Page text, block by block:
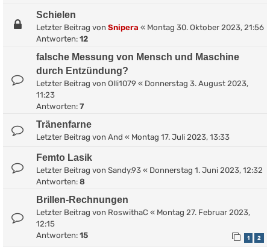
Schielen
Letzter Beitrag von Snipera « Montag 30. Oktober 2023, 21:56
Antworten: 12
falsche Messung von Mensch und Maschine
durch Entzündung?
Letzter Beitrag von Olli1079 « Donnerstag 3. August 2023,
11:23
Antworten: 7
Tränenfarne
Letzter Beitrag von And « Montag 17. Juli 2023, 13:33
Femto Lasik
Letzter Beitrag von Sandy.93 « Donnerstag 1. Juni 2023, 12:32
Antworten: 8
Brillen-Rechnungen
Letzter Beitrag von RoswithaC « Montag 27. Februar 2023,
12:15
Antworten: 15 1 2